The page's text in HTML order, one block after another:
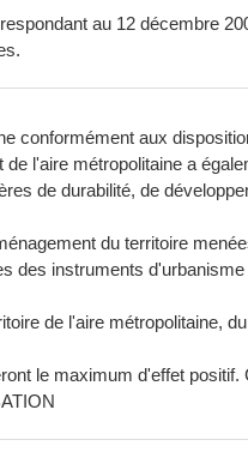
au 12 décembre
aux
l'aire métropolitaine a
de durabilité, de
du territoire
des instruments
de l'aire métropolitaine,
le maximum d'effet